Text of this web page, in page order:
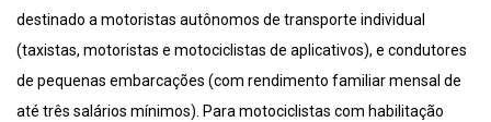
destinado a motoristas autônomos de transporte individual
(taxistas, motoristas e motociclistas de aplicativos), e condutores
de pequenas embarcações (com rendimento familiar mensal de
até três salários mínimos). Para motociclistas com habilitação